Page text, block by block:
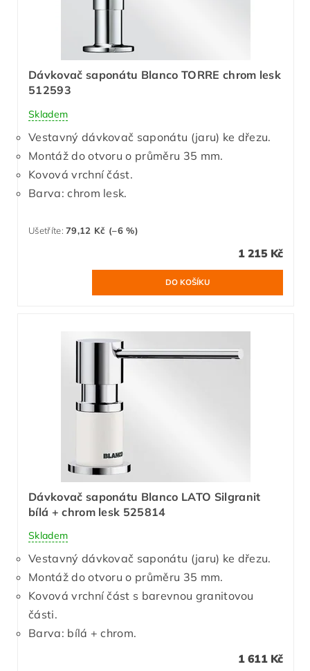
Dávkovač saponátu Blanco TORRE chrom lesk
512593
Skladem
Vestavný dávkovač saponátu (jaru) ke dřezu.
Montáž do otvoru o průměru 35 mm.
Kovová vrchní část.
Barva: chrom lesk.
Ušetříte:79,12 Kč (–6 %)
1 215 Kč
Dávkovač saponátu Blanco LATO Silgranit
bílá + chrom lesk 525814
Skladem
Vestavný dávkovač saponátu (jaru) ke dřezu.
Montáž do otvoru o průměru 35 mm.
Kovová vrchní část s barevnou granitovou
části.
Barva: bílá + chrom.
1 611 Kč